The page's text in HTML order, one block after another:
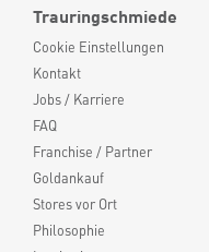
Trauringschmiede
Cookie Einstellungen
Kontakt
Jobs / Karriere
FAQ
Franchise / Partner
Goldankauf
Stores vor Ort
Philosophie